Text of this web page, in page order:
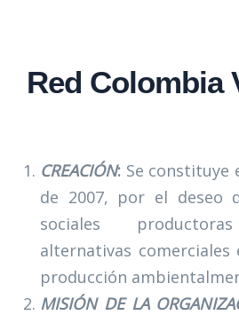
Red Colombia
CREACIÓN: Se constituye
de 2007, por el deseo
sociales
alternativas
producción
MISIÓN DE LA